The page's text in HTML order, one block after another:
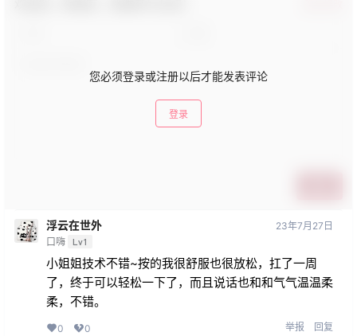
您必须登录或注册以后才能发表评论
登录
浮云在世外
口嗨 Lv1
23年7月27日
小姐姐技术不错~按的我很舒服也很放松，扛了一周
了，终于可以轻松一下了，而且说话也和和气气温温柔
柔，不错。
0 0 举报 回复